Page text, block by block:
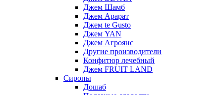
Джем Шамб
Джем Арарат
Джем te Gusto
Джем YAN
Джем Агроянс
Другие производители
Конфитюр лечебный
Джем FRUIT LAND
Сиропы
Дошаб